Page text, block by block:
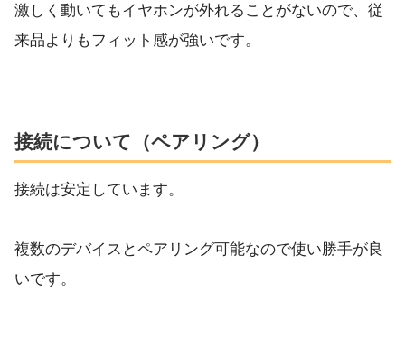
激しく動いてもイヤホンが外れることがないので、従
来品よりもフィット感が強いです。
接続について（ペアリング）
接続は安定しています。
複数のデバイスとペアリング可能なので使い勝手が良
いです。